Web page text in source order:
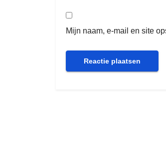
Mijn naam, e-mail en site